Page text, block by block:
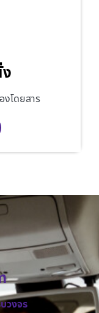
โดยสาร
วงจร